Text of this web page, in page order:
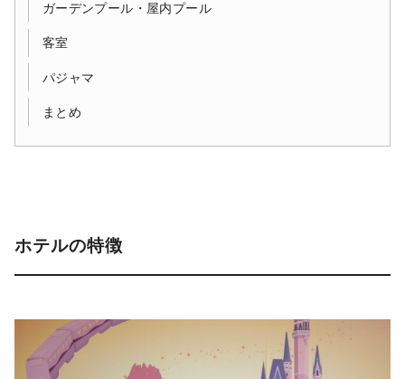
ガーデンプール・屋内プール
客室
パジャマ
まとめ
ホテルの特徴